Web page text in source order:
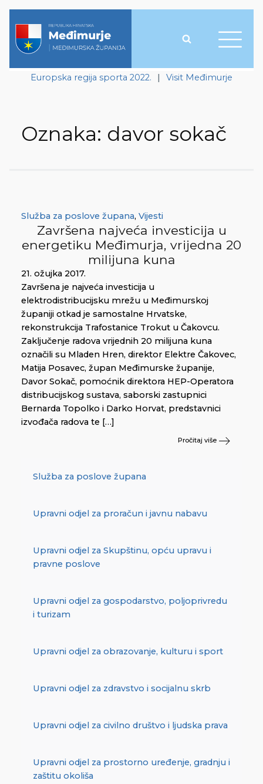
Europska regija sporta 2022. | Visit Međimurje
Oznaka: davor sokač
Služba za poslove župana, Vijesti
Završena najveća investicija u
energetiku Međimurja, vrijedna 20
milijuna kuna
21. ožujka 2017.
Završena je najveća investicija u
elektrodistribucijsku mrežu u Međimurskoj
županiji otkad je samostalne Hrvatske,
rekonstrukcija Trafostanice Trokut u Čakovcu.
Zaključenje radova vrijednih 20 milijuna kuna
označili su Mladen Hren, direktor Elektre Čakovec,
Matija Posavec, župan Međimurske županije,
Davor Sokač, pomoćnik direktora HEP-Operatora
distribucijskog sustava, saborski zastupnici
Bernarda Topolko i Darko Horvat, predstavnici
izvođača radova te […]
Pročitaj više
Služba za poslove župana
Upravni odjel za proračun i javnu nabavu
Upravni odjel za Skupštinu, opću upravu i
pravne poslove
Upravni odjel za gospodarstvo, poljoprivredu
i turizam
Upravni odjel za obrazovanje, kulturu i sport
Upravni odjel za zdravstvo i socijalnu skrb
Upravni odjel za civilno društvo i ljudska prava
Upravni odjel za prostorno uređenje, gradnju i
zaštitu okoliša